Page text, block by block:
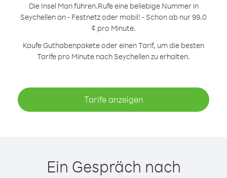
Die Insel Man führen.Rufe eine beliebige Nummer in
Seychellen an - Festnetz oder mobil! - Schon ab nur 99.0
¢ pro Minute.
Kaufe Guthabenpakete oder einen Tarif, um die besten
Tarife pro Minute nach Seychellen zu erhalten.
Tarife anzeigen
Ein Gespräch nach